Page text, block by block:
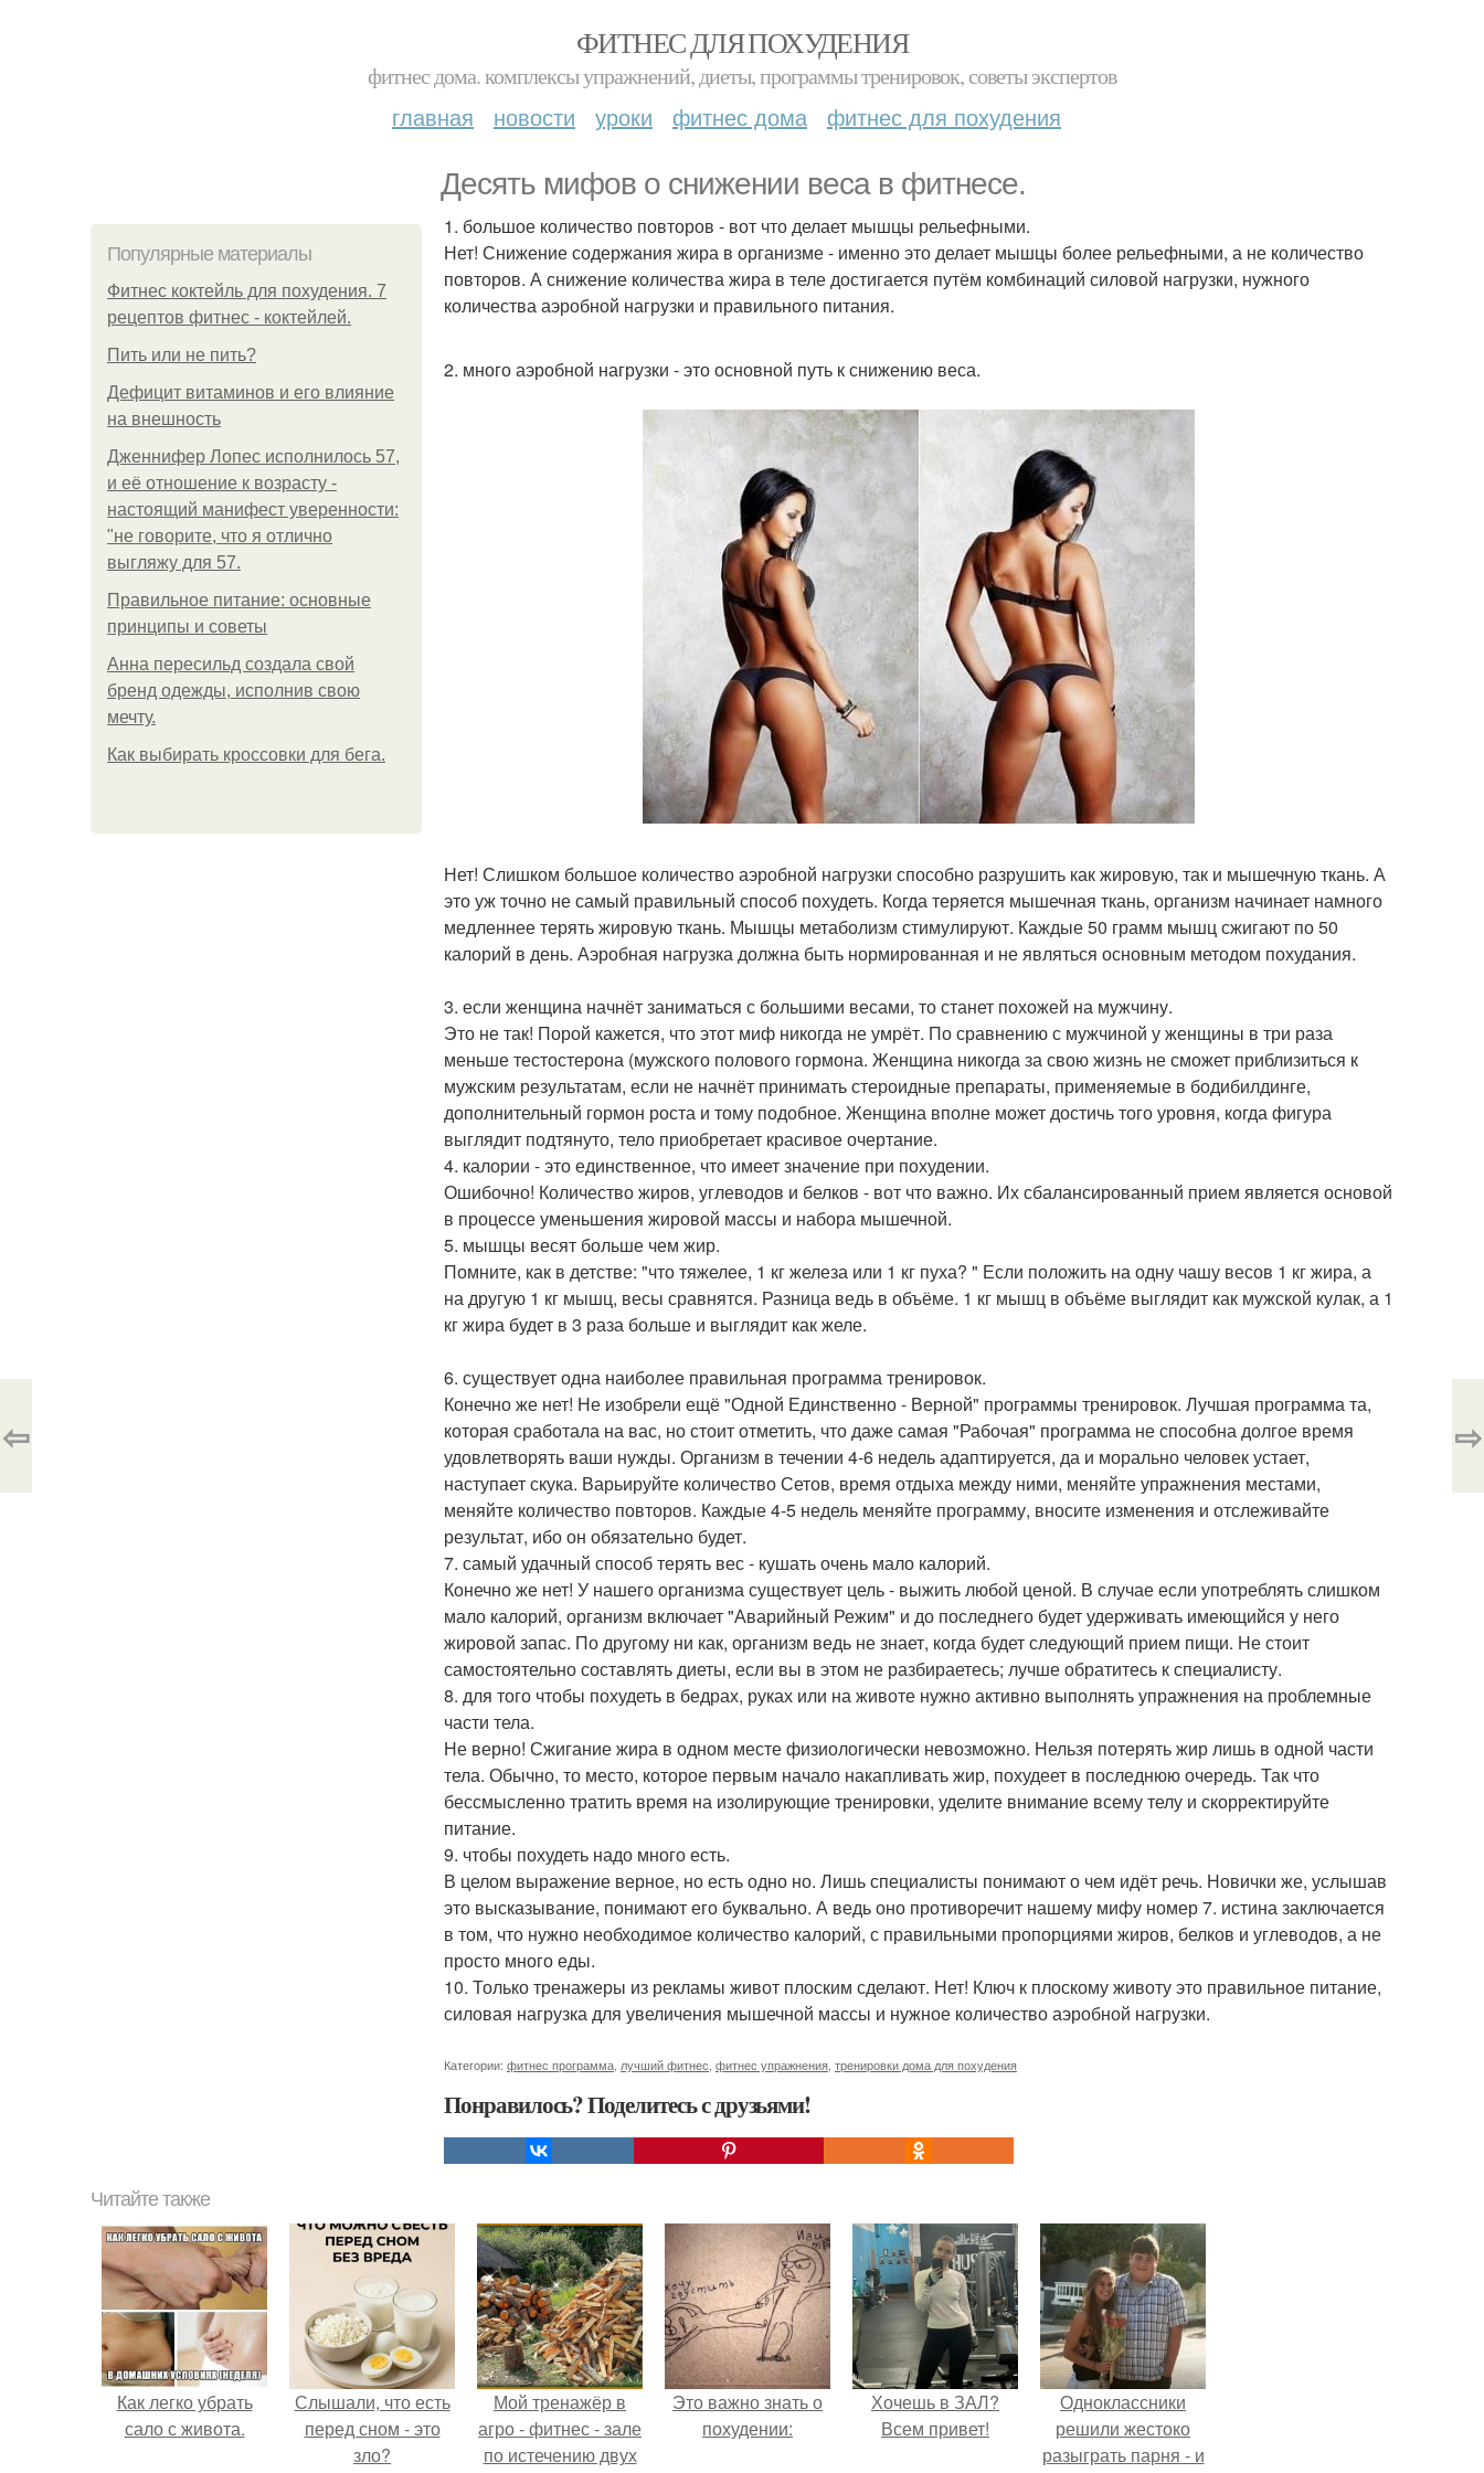
ФИТНЕС ДЛЯ ПОХУДЕНИЯ
фитнес дома. комплексы упражнений, диеты, программы тренировок, советы экспертов
главная новости уроки фитнес дома фитнес для похудения
Десять мифов о снижении веса в фитнесе.
Популярные материалы
Фитнес коктейль для похудения. 7
рецептов фитнес - коктейлей.
Пить или не пить?
Дефицит витаминов и его влияние
на внешность
Дженнифер Лопес исполнилось 57,
и её отношение к возрасту -
настоящий манифест уверенности:
"не говорите, что я отлично
выгляжу для 57.
Правильное питание: основные
принципы и советы
Анна пересильд создала свой
бренд одежды, исполнив свою
мечту.
Как выбирать кроссовки для бега.
1. большое количество повторов - вот что делает мышцы рельефными.
Нет! Снижение содержания жира в организме - именно это делает мышцы более рельефными, а не количество
повторов. А снижение количества жира в теле достигается путём комбинаций силовой нагрузки, нужного
количества аэробной нагрузки и правильного питания.
2. много аэробной нагрузки - это основной путь к снижению веса.
Нет! Слишком большое количество аэробной нагрузки способно разрушить как жировую, так и мышечную ткань. А
это уж точно не самый правильный способ похудеть. Когда теряется мышечная ткань, организм начинает намного
медленнее терять жировую ткань. Мышцы метаболизм стимулируют. Каждые 50 грамм мышц сжигают по 50
калорий в день. Аэробная нагрузка должна быть нормированная и не являться основным методом похудания.
3. если женщина начнёт заниматься с большими весами, то станет похожей на мужчину.
Это не так! Порой кажется, что этот миф никогда не умрёт. По сравнению с мужчиной у женщины в три раза
меньше тестостерона (мужского полового гормона. Женщина никогда за свою жизнь не сможет приблизиться к
мужским результатам, если не начнёт принимать стероидные препараты, применяемые в бодибилдинге,
дополнительный гормон роста и тому подобное. Женщина вполне может достичь того уровня, когда фигура
выглядит подтянуто, тело приобретает красивое очертание.
4. калории - это единственное, что имеет значение при похудении.
Ошибочно! Количество жиров, углеводов и белков - вот что важно. Их сбалансированный прием является основой
в процессе уменьшения жировой массы и набора мышечной.
5. мышцы весят больше чем жир.
Помните, как в детстве: "что тяжелее, 1 кг железа или 1 кг пуха? " Если положить на одну чашу весов 1 кг жира, а
на другую 1 кг мышц, весы сравнятся. Разница ведь в объёме. 1 кг мышц в объёме выглядит как мужской кулак, а 1
кг жира будет в 3 раза больше и выглядит как желе.
6. существует одна наиболее правильная программа тренировок.
Конечно же нет! Не изобрели ещё "Одной Единственно - Верной" программы тренировок. Лучшая программа та,
которая сработала на вас, но стоит отметить, что даже самая "Рабочая" программа не способна долгое время
удовлетворять ваши нужды. Организм в течении 4-6 недель адаптируется, да и морально человек устает,
наступает скука. Варьируйте количество Сетов, время отдыха между ними, меняйте упражнения местами,
меняйте количество повторов. Каждые 4-5 недель меняйте программу, вносите изменения и отслеживайте
результат, ибо он обязательно будет.
7. самый удачный способ терять вес - кушать очень мало калорий.
Конечно же нет! У нашего организма существует цель - выжить любой ценой. В случае если употреблять слишком
мало калорий, организм включает "Аварийный Режим" и до последнего будет удерживать имеющийся у него
жировой запас. По другому ни как, организм ведь не знает, когда будет следующий прием пищи. Не стоит
самостоятельно составлять диеты, если вы в этом не разбираетесь; лучше обратитесь к специалисту.
8. для того чтобы похудеть в бедрах, руках или на животе нужно активно выполнять упражнения на проблемные
части тела.
Не верно! Сжигание жира в одном месте физиологически невозможно. Нельзя потерять жир лишь в одной части
тела. Обычно, то место, которое первым начало накапливать жир, похудеет в последнюю очередь. Так что
бессмысленно тратить время на изолирующие тренировки, уделите внимание всему телу и скорректируйте
питание.
9. чтобы похудеть надо много есть.
В целом выражение верное, но есть одно но. Лишь специалисты понимают о чем идёт речь. Новички же, услышав
это высказывание, понимают его буквально. А ведь оно противоречит нашему мифу номер 7. истина заключается
в том, что нужно необходимое количество калорий, с правильными пропорциями жиров, белков и углеводов, а не
просто много еды.
10. Только тренажеры из рекламы живот плоским сделают. Нет! Ключ к плоскому животу это правильное питание,
силовая нагрузка для увеличения мышечной массы и нужное количество аэробной нагрузки.
Категории: фитнес программа лучший фитнес фитнес упражнения тренировки дома для похудения
Понравилось? Поделитесь с друзьями!
⇦ ⇨
Читайте также
Как легко убрать
сало с живота.
Слышали, что есть
перед сном - это
зло?
Мой тренажёр в
агро - фитнес - зале
по истечению двух
Это важно знать о
похудении:
Хочешь в ЗАЛ?
Всем привет!
Одноклассники
решили жестоко
разыграть парня - и